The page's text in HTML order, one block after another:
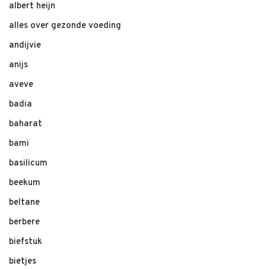
albert heijn
alles over gezonde voeding
andijvie
anijs
aveve
badia
baharat
bami
basilicum
beekum
beltane
berbere
biefstuk
bietjes